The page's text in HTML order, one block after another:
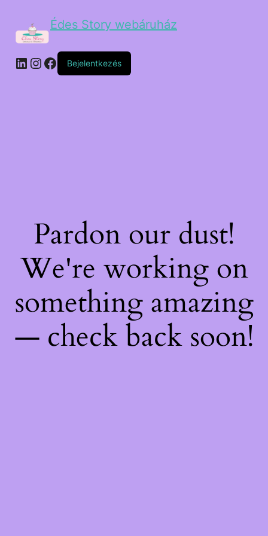
Édes Story webáruház
Bejelentkezés
Pardon our dust!
We're working on
something amazing
— check back soon!